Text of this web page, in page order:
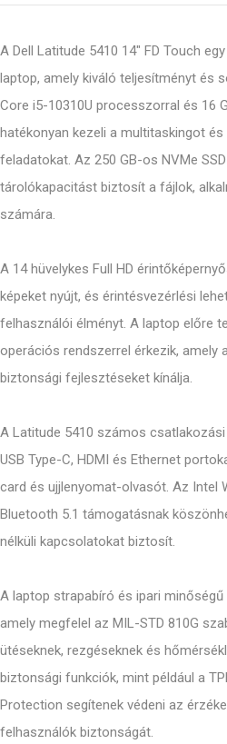
A Dell Latitude 5410 14" FD Touch
laptop, amely kiváló teljesítményt és
Core i5-10310U processzorral és 16
hatékonyan kezeli a multitaskingot
feladatokat. Az 250 GB-os NVMe
tárolókapacitást biztosít a fájlok,
számára.
A 14 hüvelykes Full HD
képeket nyújt, és érintésvezérlési
felhasználói élményt. A laptop előre
operációs rendszerrel érkezik, amely
biztonsági fejlesztéseket kínálja.
A Latitude 5410 számos
USB Type-C, HDMI és Ethernet
card és ujjlenyomat-olvasót. Az Intel
Bluetooth 5.1 támogatásnak
nélküli kapcsolatokat biztosít.
A laptop strapabíró és ipari minőségű
amely megfelel az MIL-STD 810G
ütéseknek, rezgéseknek és
biztonsági funkciók, mint például a
Protection segítenek védeni az
felhasználók biztonságát.